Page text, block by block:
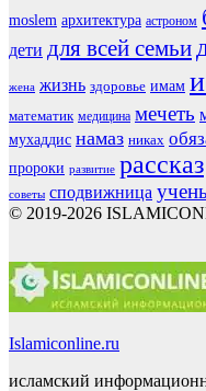
moslem архитектура астроном
дети для всей семьи
жена жизнь здоровье имам
математик медицина мечеть
мухаддис намаз никах
пророки развитие рассказ
советы сподвижница
© 2019-2026
Islamiconline.ru
исламский